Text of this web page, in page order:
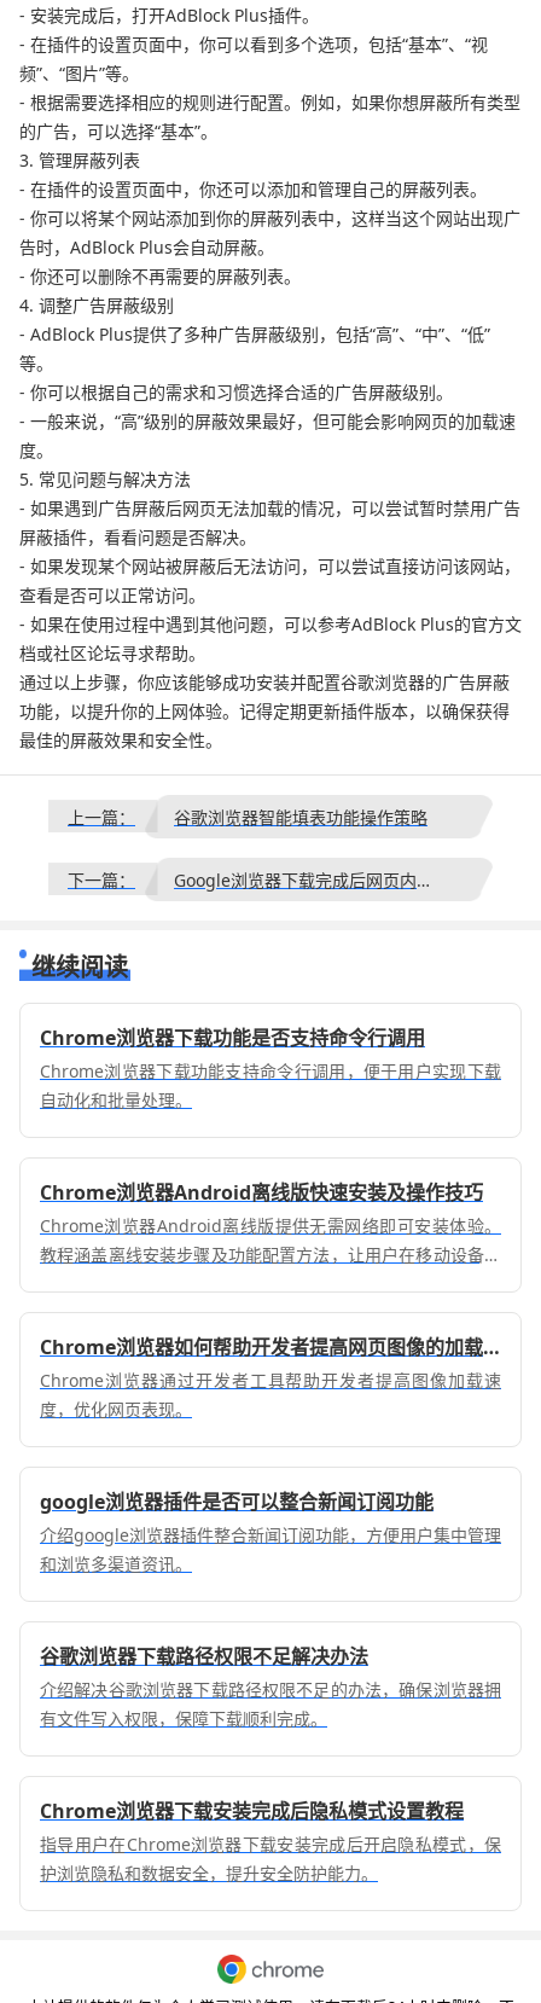
- 安装完成后，打开AdBlock Plus插件。
- 在插件的设置页面中，你可以看到多个选项，包括“基本”、“视
频”、“图片”等。
- 根据需要选择相应的规则进行配置。例如，如果你想屏蔽所有类型
的广告，可以选择“基本”。
3. 管理屏蔽列表
- 在插件的设置页面中，你还可以添加和管理自己的屏蔽列表。
- 你可以将某个网站添加到你的屏蔽列表中，这样当这个网站出现广
告时，AdBlock Plus会自动屏蔽。
- 你还可以删除不再需要的屏蔽列表。
4. 调整广告屏蔽级别
- AdBlock Plus提供了多种广告屏蔽级别，包括“高”、“中”、“低”
等。
- 你可以根据自己的需求和习惯选择合适的广告屏蔽级别。
- 一般来说，“高”级别的屏蔽效果最好，但可能会影响网页的加载速
度。
5. 常见问题与解决方法
- 如果遇到广告屏蔽后网页无法加载的情况，可以尝试暂时禁用广告
屏蔽插件，看看问题是否解决。
- 如果发现某个网站被屏蔽后无法访问，可以尝试直接访问该网站，
查看是否可以正常访问。
- 如果在使用过程中遇到其他问题，可以参考AdBlock Plus的官方文
档或社区论坛寻求帮助。
通过以上步骤，你应该能够成功安装并配置谷歌浏览器的广告屏蔽
功能，以提升你的上网体验。记得定期更新插件版本，以确保获得
最佳的屏蔽效果和安全性。
上一篇： 谷歌浏览器智能填表功能操作策略
下一篇： Google浏览器下载完成后网页内容查找高效教程
继续阅读
Chrome浏览器下载功能是否支持命令行调用
Chrome浏览器下载功能支持命令行调用，便于用户实现下载
自动化和批量处理。
Chrome浏览器Android离线版快速安装及操作技巧
Chrome浏览器Android离线版提供无需网络即可安装体验。
教程涵盖离线安装步骤及功能配置方法，让用户在移动设备上
Chrome浏览器如何帮助开发者提高网页图像的加载速度
Chrome浏览器通过开发者工具帮助开发者提高图像加载速
度，优化网页表现。
google浏览器插件是否可以整合新闻订阅功能
介绍google浏览器插件整合新闻订阅功能，方便用户集中管理
和浏览多渠道资讯。
谷歌浏览器下载路径权限不足解决办法
介绍解决谷歌浏览器下载路径权限不足的办法，确保浏览器拥
有文件写入权限，保障下载顺利完成。
Chrome浏览器下载安装完成后隐私模式设置教程
指导用户在Chrome浏览器下载安装完成后开启隐私模式，保
护浏览隐私和数据安全，提升安全防护能力。